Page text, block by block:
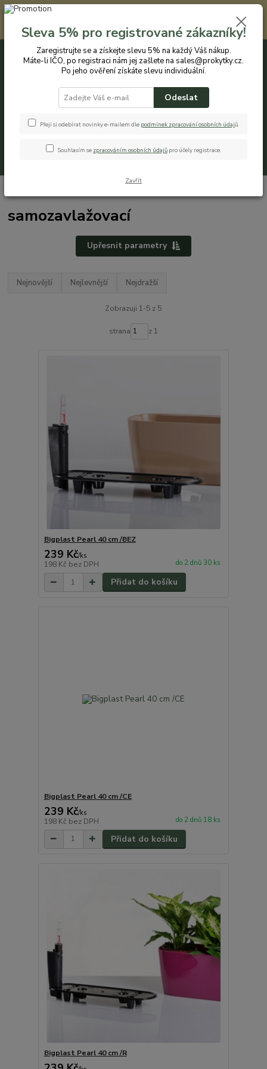
Registrovaným zákazníkům nabízíme slevu 5% na každý nákup. Máte-li
IČO, po registraci nám jej zašlete na sales@prokytky.cz. Po jeho ověření
získáte slevu individuální. Přejít na registraci →
CZK
+420 774 544 973 0ks
samozavlažovací
Upřesnit parametry
Nejnovější Nejlevnější Nejdražší
Zobrazuji 1-5 z 5
strana z 1
Bigplast Pearl 40 cm /BEZ
239 Kč/ks
198 Kč bez DPH do 2 dnů 30 ks
Přidat do košíku
Bigplast Pearl 40 cm /CE
239 Kč/ks
198 Kč bez DPH do 2 dnů 18 ks
Přidat do košíku
Bigplast Pearl 40 cm /R
Sleva 5% pro registrované zákazníky!
Zaregistrujte se a získejte slevu 5% na každý Váš nákup.
Máte-li IČO, po registraci nám jej zašlete na sales@prokytky.cz.
Po jeho ověření získáte slevu individuální.
Odeslat
Přeji si odebírat novinky e-mailem dle podmínek zpracování osobních údajů.
Souhlasím se zpracováním osobních údajů pro účely registrace.
Zavřít